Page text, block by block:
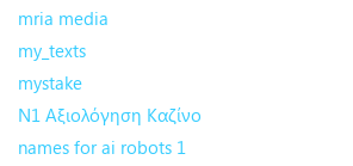
mria media
my_texts
mystake
N1 Αξιολόγηση Καζίνο
names for ai robots 1